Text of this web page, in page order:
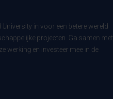
in voor een betere wereld
projecten. Ga samen met
werking en investeer mee in de